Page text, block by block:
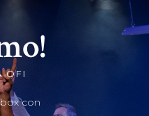
OFI
con